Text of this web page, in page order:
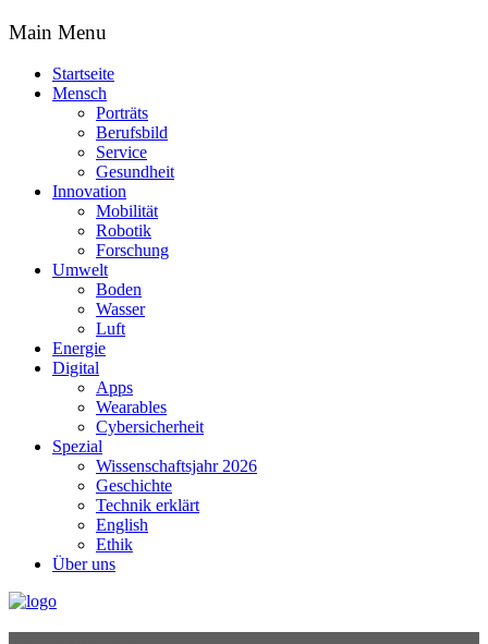
Main Menu
Startseite
Mensch
Porträts
Berufsbild
Service
Gesundheit
Innovation
Mobilität
Robotik
Forschung
Umwelt
Boden
Wasser
Luft
Energie
Digital
Apps
Wearables
Cybersicherheit
Spezial
Wissenschaftsjahr 2026
Geschichte
Technik erklärt
English
Ethik
Über uns